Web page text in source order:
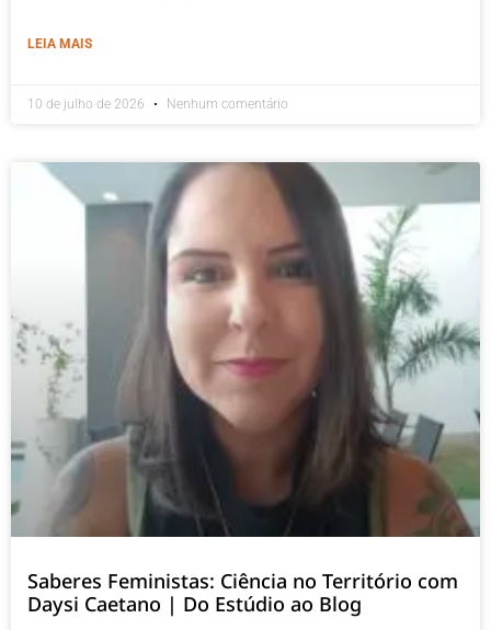
LEIA MAIS
10 de julho de 2026 Nenhum comentário
Saberes Feministas: Ciência no Território com
Daysi Caetano | Do Estúdio ao Blog